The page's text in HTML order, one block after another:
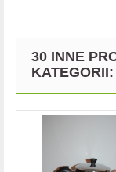
30 INNE
KATEGORII: